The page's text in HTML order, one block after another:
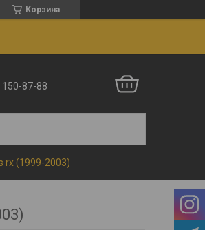
Корзина
150-87-88
rx (1999-2003)